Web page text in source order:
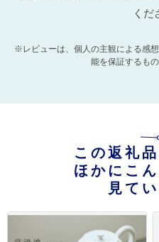
くだ
※レビューは、個人の主観による感
能を保証するも
この返礼
ほかにこ
見て